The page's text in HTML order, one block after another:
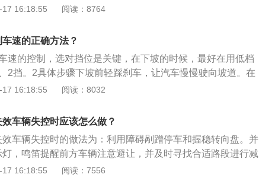
更换干燥筒，如果潮湿可能会对刹车系统造成损坏。并且平
断。制动失效的相关介绍如下：制动失效的做法：驶入紧急
踏板时，不软弱不沉，但就是制动效果不良，这一现象为车
制动蹄片有油或接触不良、摩擦片老化、磨损、制动鼓磨损不
介绍：汽车制动踏板操作分为缓慢制动(即预见性制动)、紧
间歇性制动。一般情况下，缓慢制动和紧急制动时在车轮抱
离合器踏板踏到底，以便使发动机不熄火和有利于重新变换
16:18:55 阅读：8764
速的正确方法？
速的控制，选对挡位是关键，在下坡的时候，最好在用低档
2挡。2具体步骤下坡前轻踩刹车，让汽车慢慢驶向坡道。在
适的档位，科目二一般为1挡。
16:18:55 阅读：8032
车辆失控时应该怎么做？
车辆失控时的做法为：利用障碍剐蹭停车和握稳转向盘。并
，鸣笛提醒前方车辆注意避让，并及时寻找合适路段进行减
高速公路或连续下山路段设置的紧急避险车道。紧急避险车
16:18:55 阅读：7556